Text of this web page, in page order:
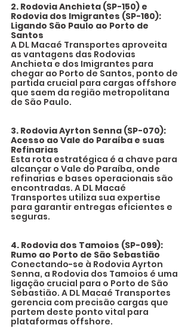
2. Rodovia Anchieta (SP-150) e
Rodovia dos Imigrantes (SP-160):
Ligando São Paulo ao Porto de
Santos
A DL Macaé Transportes aproveita
as vantagens das Rodovias
Anchieta e dos Imigrantes para
chegar ao Porto de Santos, ponto de
partida crucial para cargas offshore
que saem da região metropolitana
de São Paulo.
3. Rodovia Ayrton Senna (SP-070):
Acesso ao Vale do Paraíba e suas
Refinarias
Esta rota estratégica é a chave para
alcançar o Vale do Paraíba, onde
refinarias e bases operacionais são
encontradas. A DL Macaé
Transportes utiliza sua expertise
para garantir entregas eficientes e
seguras.
4. Rodovia dos Tamoios (SP-099):
Rumo ao Porto de São Sebastião
Conectando-se à Rodovia Ayrton
Senna, a Rodovia dos Tamoios é uma
ligação crucial para o Porto de São
Sebastião. A DL Macaé Transportes
gerencia com precisão cargas que
partem deste ponto vital para
plataformas offshore.